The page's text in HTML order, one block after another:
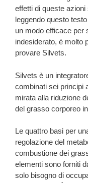
effetti di queste
leggendo questo
un modo efficace per
indesiderato, è molto
provare Silvets.
Silvets è un
combinati sei principi
mirata alla riduzione
del grasso corporeo
Le quattro basi per
regolazione del
combustione dei
elementi sono forniti
solo bisogno di